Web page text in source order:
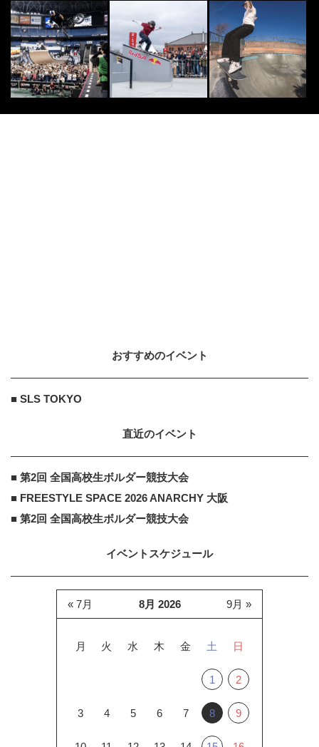
おすすめのイベント
■ SLS TOKYO
直近のイベント
■ 第2回 全国高校生ボルダー競技大会
■ FREESTYLE SPACE 2026 ANARCHY 大阪
■ 第2回 全国高校生ボルダー競技大会
イベントスケジュール
8月 2026
月 火 水 木 金 土 日
1 2
3 4 5 6 7 8 9
« 7月 9月 »